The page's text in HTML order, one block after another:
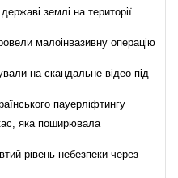
землі на території
малоінвазивну операцію
на скандальне відео під
пауерліфтингу
яка поширювала
рівень небезпеки через